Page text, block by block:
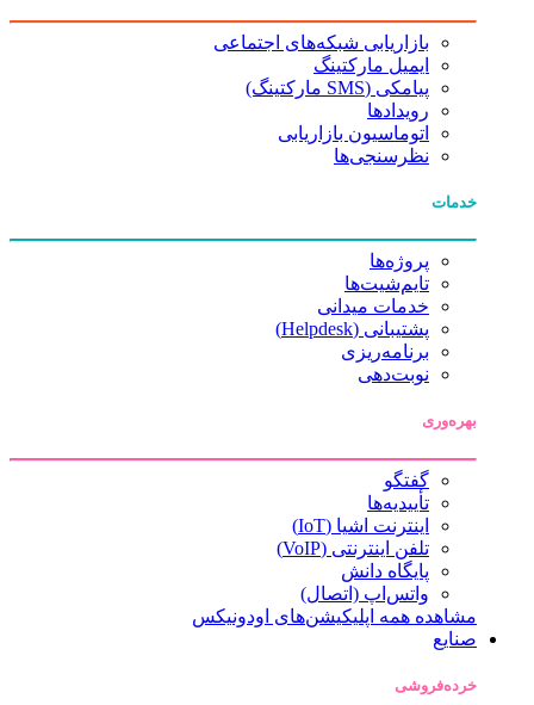
بازاریابی شبکه‌های اجتماعی
ایمیل مارکتینگ
پیامکی (SMS مارکتینگ)
رویدادها
اتوماسیون بازاریابی
نظرسنجی‌ها
خدمات
پروژه‌ها
تایم‌شیت‌ها
خدمات میدانی
پشتیبانی (Helpdesk)
برنامه‌ریزی
نوبت‌دهی
بهره‌وری
گفتگو
تأییدیه‌ها
اینترنت اشیا (IoT)
تلفن اینترنتی (VoIP)
پایگاه دانش
واتس‌اپ (اتصال)
مشاهده همه اپلیکیشن‌های اودونیکس
صنایع
خرده‌فروشی